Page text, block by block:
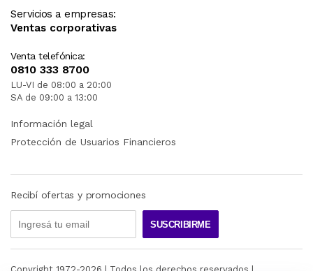
Servicios a empresas:
Ventas corporativas
Venta telefónica:
0810 333 8700
LU-VI de 08:00 a 20:00
SA de 09:00 a 13:00
Información legal
Protección de Usuarios Financieros
Recibí ofertas y promociones
SUSCRIBIRME